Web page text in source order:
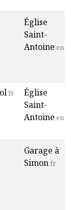
Église
Saint-
Antoine en
fr
Église
Saint-
Antoine en
Garage à
Simonfr